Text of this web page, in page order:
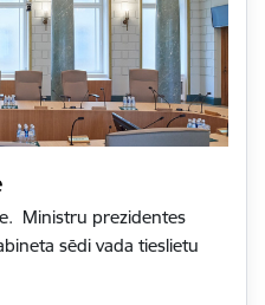
Ministru prezidentes
sēdi vada tieslietu